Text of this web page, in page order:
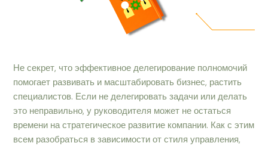
Не секрет, что эффективное делегирование полномочий
помогает развивать и масштабировать бизнес, растить
специалистов. Если не делегировать задачи или делать
это неправильно, у руководителя может не остаться
времени на стратегическое развитие компании. Как с этим
всем разобраться в зависимости от стиля управления,